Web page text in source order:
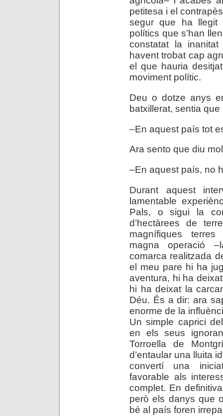
petitesa i el
segur que ha llegit
polítics que s’han
constatat la
havent trobat cap
el que hauria
moviment polític.
Deu o dotze anys
batxillerat, sentia que
–En aquest país tot
Ara sento que diu
–En aquest país, no
Durant aquest
lamentable
Pals, o sigui la
d’hectàrees de
magnífiques
magna operació
comarca realitzada
el meu pare hi ha
aventura, hi ha
hi ha deixat la
Déu. És a dir: ara
enorme de la
Un simple caprici
en els seus
Torroella de
d’entaular una lluita
convertí una
favorable als
complet. En
però els danys que
bé al país foren